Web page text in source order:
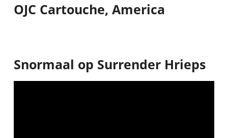
OJC Cartouche, America
Snormaal op Surrender Hrieps